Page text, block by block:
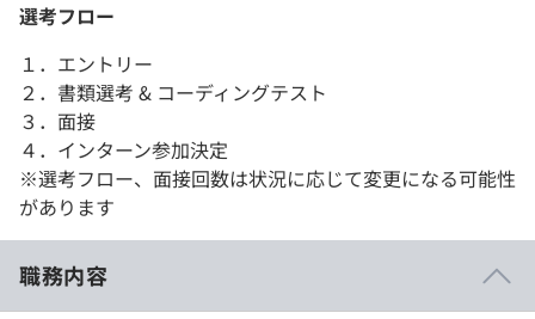
選考フロー
１．エントリー
２．書類選考 & コーディングテスト
３．面接
４．インターン参加決定
※選考フロー、面接回数は状況に応じて変更になる可能性
があります
職務内容